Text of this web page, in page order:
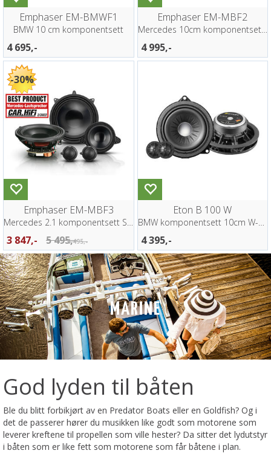
Emphaser EM-BMWF1
BMW 10 cm komponentsett
4 695,-
Emphaser EM-MBF2
Mercedes 10cm komponentsett fordør
4 995,-
30%
Emphaser EM-MBF3
Mercedes 2.1 komponentsett Sprinter W907
3 847,- 5 495,-5 495,-
Eton B 100 W
BMW komponentsett 10cm W-kurv
4 395,-
MARINE
God lyden til båten
Ble du blitt forbikjørt av en Predator Boats eller en Goldfish? Og i
det de passerer hører du musikken like godt som motorene som
leverer kreftene til propellen som ville hester? Da sitter det lydutstyr
i båten som er like fett som motorene som får båtene i plan.